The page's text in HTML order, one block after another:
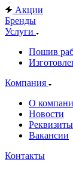
Акции
Бренды
Услуги
Пошив
Компания
О
Новости
Реквизиты
Вакансии
Контакты